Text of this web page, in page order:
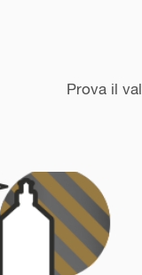
Prova il